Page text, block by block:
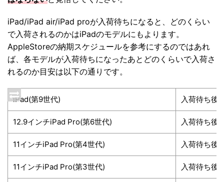
iPad/iPad air/iPad proが入荷待ちになると、どのくらい
で入荷されるのかはiPadのモデルにもよります。
AppleStoreの納期スケジュールを参考にするのではあれ
ば、各モデルが入荷待ちになったあとどのくらいで入荷さ
れるのか目安は以下の通りです。
iPad(第9世代) 入荷待ち後
12.9インチiPad Pro(第6世代) 入荷待ち後
11インチiPad Pro(第4世代) 入荷待ち後
11インチiPad Pro(第3世代) 入荷待ち後